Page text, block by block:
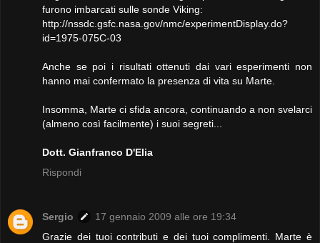
furono imbarcati sulle sonde Viking:
http://nssdc.gsfc.nasa.gov/nmc/experimentDisplay.do?
id=1975-075C-03
Anche se poi i risultati ottenuti dai vari esperimenti non
hanno mai confermato la presenza di vita su Marte.
Insomma, Marte ci sfida ancora, continuando a non svelarci
(almeno così facilmente) i suoi segreti...
Dott. Gianfranco D'Elia
Rispondi
Sergio
17 gennaio 2009 alle ore 19:34
Grazie dei tuoi contributi e dei tuoi complimenti. Marte è